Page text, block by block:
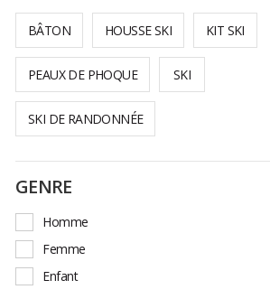
BÂTON HOUSSE SKI KIT SKI
PEAUX DE PHOQUE SKI
SKI DE RANDONNÉE
GENRE
Homme
Femme
Enfant